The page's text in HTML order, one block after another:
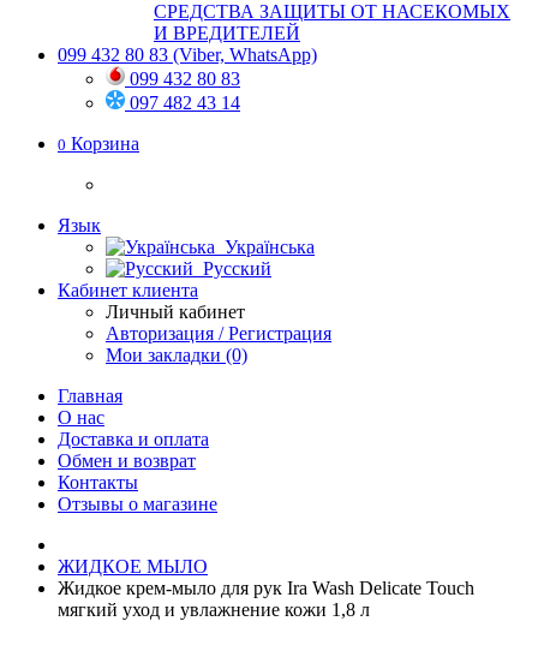
СРЕДСТВА ЗАЩИТЫ ОТ НАСЕКОМЫХ
И ВРЕДИТЕЛЕЙ
099 432 80 83 (Viber, WhatsApp)
099 432 80 83
097 482 43 14
0 Корзина
Язык
Українська
Русский
Кабинет клиента
Личный кабинет
Авторизация / Регистрация
Мои закладки (0)
Главная
О нас
Доставка и оплата
Обмен и возврат
Контакты
Отзывы о магазине
ЖИДКОЕ МЫЛО
Жидкое крем-мыло для рук Ira Wash Delicate Touch
мягкий уход и увлажнение кожи 1,8 л